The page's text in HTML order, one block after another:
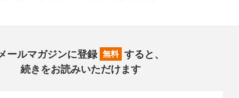
ールマガジンに登録 無料 すると、
続きをお読みいただけます